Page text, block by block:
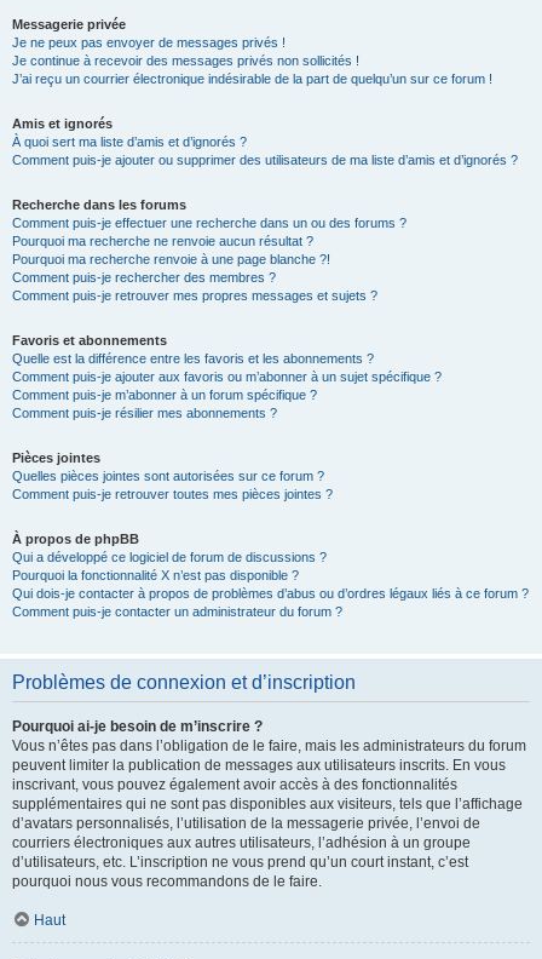
Messagerie privée
Je ne peux pas envoyer de messages privés !
Je continue à recevoir des messages privés non sollicités !
J’ai reçu un courrier électronique indésirable de la part de quelqu’un sur ce forum !
Amis et ignorés
À quoi sert ma liste d’amis et d’ignorés ?
Comment puis-je ajouter ou supprimer des utilisateurs de ma liste d’amis et d’ignorés ?
Recherche dans les forums
Comment puis-je effectuer une recherche dans un ou des forums ?
Pourquoi ma recherche ne renvoie aucun résultat ?
Pourquoi ma recherche renvoie à une page blanche ?!
Comment puis-je rechercher des membres ?
Comment puis-je retrouver mes propres messages et sujets ?
Favoris et abonnements
Quelle est la différence entre les favoris et les abonnements ?
Comment puis-je ajouter aux favoris ou m’abonner à un sujet spécifique ?
Comment puis-je m’abonner à un forum spécifique ?
Comment puis-je résilier mes abonnements ?
Pièces jointes
Quelles pièces jointes sont autorisées sur ce forum ?
Comment puis-je retrouver toutes mes pièces jointes ?
À propos de phpBB
Qui a développé ce logiciel de forum de discussions ?
Pourquoi la fonctionnalité X n’est pas disponible ?
Qui dois-je contacter à propos de problèmes d’abus ou d’ordres légaux liés à ce forum ?
Comment puis-je contacter un administrateur du forum ?
Problèmes de connexion et d’inscription
Pourquoi ai-je besoin de m’inscrire ?
Vous n’êtes pas dans l’obligation de le faire, mais les administrateurs du forum
peuvent limiter la publication de messages aux utilisateurs inscrits. En vous
inscrivant, vous pouvez également avoir accès à des fonctionnalités
supplémentaires qui ne sont pas disponibles aux visiteurs, tels que l’affichage
d’avatars personnalisés, l’utilisation de la messagerie privée, l’envoi de
courriers électroniques aux autres utilisateurs, l’adhésion à un groupe
d’utilisateurs, etc. L’inscription ne vous prend qu’un court instant, c’est
pourquoi nous vous recommandons de le faire.
Haut